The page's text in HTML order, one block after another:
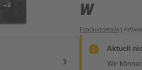
+2
W
Produktdetails |
Aktuell
Wir